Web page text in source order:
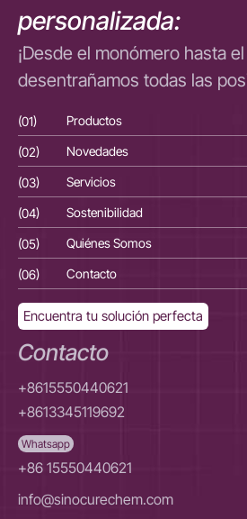
personalizada:
¡Desde el monómero hasta
desentrañamos todas las
(01) Productos
(02)
Novedades
(03)
Servicios
(04)
Sostenibilidad
(05)
Quiénes Somos
(06)
Contacto
Encuentra tu solución perfecta
Contacto
+8615550440621
+8613345119692
Whatsapp
+86 15550440621
info@sinocurechem.com